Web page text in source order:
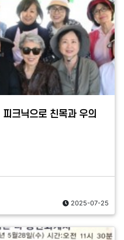
크닉으로 친목과 우의
2025-07-25